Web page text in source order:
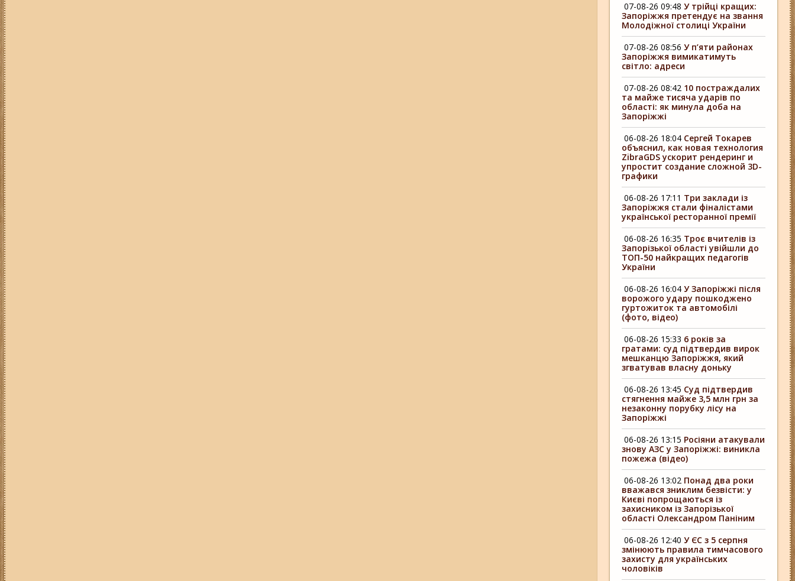
07-08-26 09:48 У трійці кращих:
Запоріжжя претендує на звання
Молодіжної столиці України
07-08-26 08:56 У п’яти районах
Запоріжжя вимикатимуть
світло: адреси
07-08-26 08:42 10 постраждалих
та майже тисяча ударів по
області: як минула доба на
Запоріжжі
06-08-26 18:04 Сергей Токарев
объяснил, как новая технология
ZibraGDS ускорит рендеринг и
упростит создание сложной 3D-
графики
06-08-26 17:11 Три заклади із
Запоріжжя стали фіналістами
української ресторанної премії
06-08-26 16:35 Троє вчителів із
Запорізької області увійшли до
ТОП-50 найкращих педагогів
України
06-08-26 16:04 У Запоріжжі після
ворожого удару пошкоджено
гуртожиток та автомобілі
(фото, відео)
06-08-26 15:33 6 років за
гратами: суд підтвердив вирок
мешканцю Запоріжжя, який
згватував власну доньку
06-08-26 13:45 Суд підтвердив
стягнення майже 3,5 млн грн за
незаконну порубку лісу на
Запоріжжі
06-08-26 13:15 Росіяни атакували
знову АЗС у Запоріжжі: виникла
пожежа (відео)
06-08-26 13:02 Понад два роки
вважався зниклим безвісти: у
Києві попрощаються із
захисником із Запорізької
області Олександром Паніним
06-08-26 12:40 У ЄС з 5 серпня
змінюють правила тимчасового
захисту для українських
чоловіків